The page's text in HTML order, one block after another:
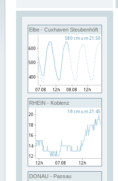
Elbe - Cuxhaven Steubenhöft
RHEIN - Koblenz
DONAU - Passau